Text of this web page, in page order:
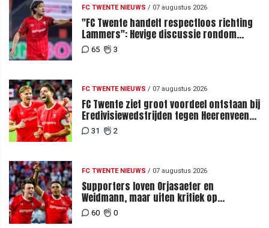
FC TWENTE NIEUWS / 07 augustus 2026
"FC Twente handelt respectloos richting
Lammers": Hevige discussie rondom
degradatie tot derde spits
65 3
FC TWENTE NIEUWS / 07 augustus 2026
FC Twente ziet groot voordeel ontstaan bij
Eredivisiewedstrijden tegen Heerenveen
en PEC Zwolle
31 2
FC TWENTE NIEUWS / 07 augustus 2026
Supporters loven Orjasaeter en
Weidmann, maar uiten kritiek op
Weghorst na ruime zege op FC DAC
60 0